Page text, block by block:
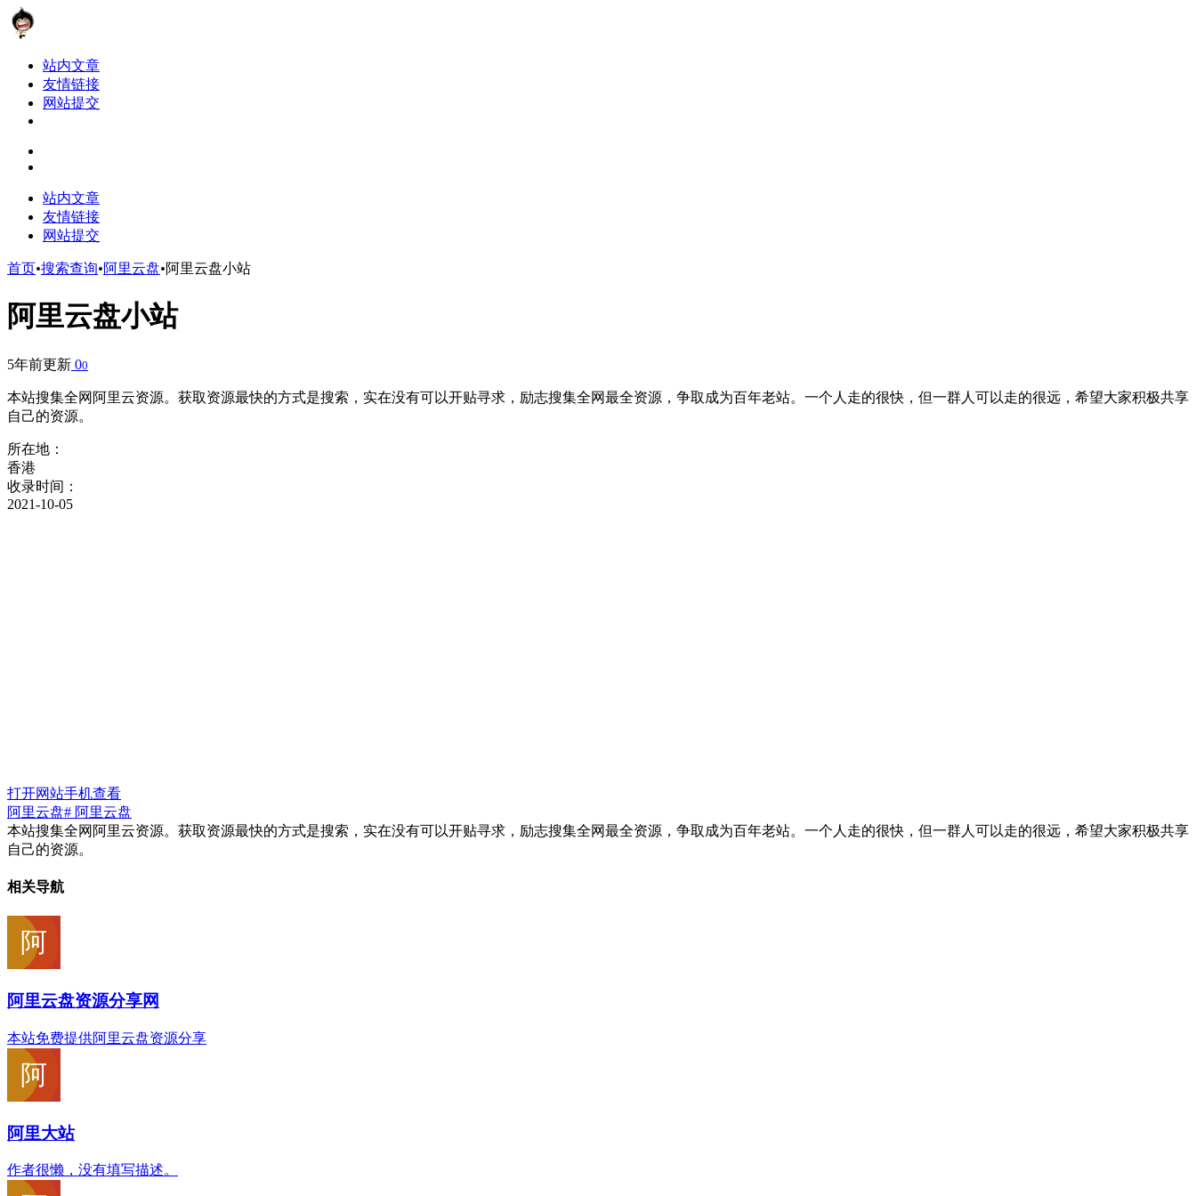
站内文章
友情链接
网站提交
站内文章
友情链接
网站提交
首页•搜索查询•阿里云盘•阿里云盘小站
阿里云盘小站
5年前更新 00
本站搜集全网阿里云资源。获取资源最快的方式是搜索，实在没有可以开贴寻求，励志搜集全网最全资源，争取成为百年老站。一个人走的很快，但一群人可以走的很远，希望大家积极共享
自己的资源。
所在地：
香港
收录时间：
2021-10-05
打开网站手机查看
阿里云盘# 阿里云盘
本站搜集全网阿里云资源。获取资源最快的方式是搜索，实在没有可以开贴寻求，励志搜集全网最全资源，争取成为百年老站。一个人走的很快，但一群人可以走的很远，希望大家积极共享
自己的资源。
相关导航
阿里云盘资源分享网
本站免费提供阿里云盘资源分享
阿里大站
作者很懒，没有填写描述。